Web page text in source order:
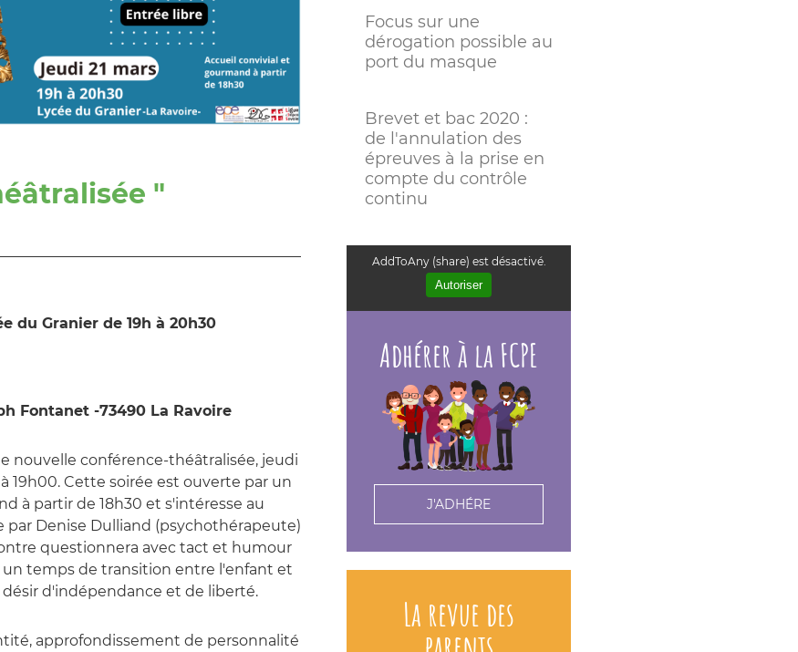
"
du Granier de 19h à 20h30
Fontanet -73490 La Ravoire
nouvelle conférence-théâtralisée, jeudi
19h00. Cette soirée est ouverte par un
à partir de 18h30 et s'intéresse au
Denise Dulliand (psychothérapeute)
questionnera avec tact et humour
un temps de transition entre l'enfant et
désir d'indépendance et de liberté.
approfondissement de personnalité
Focus sur une
dérogation possible au
port du masque
Brevet et bac 2020 :
de l'annulation des
épreuves à la prise en
compte du contrôle
continu
AddToAny (share) est désactivé.
Autoriser
Adhérer à la FCPE
J'ADHÉRE
La revue des